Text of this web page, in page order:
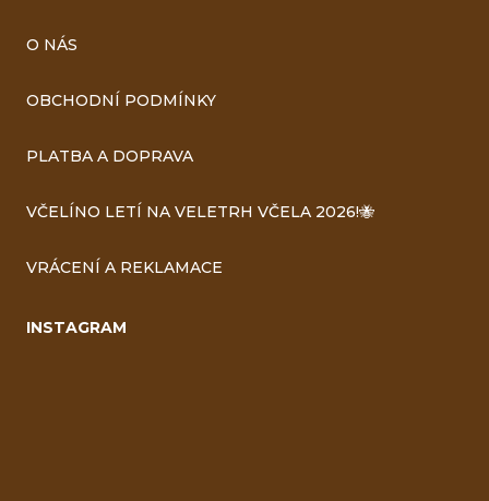
O NÁS
OBCHODNÍ PODMÍNKY
PLATBA A DOPRAVA
VČELÍNO LETÍ NA VELETRH VČELA 2026!🐝
VRÁCENÍ A REKLAMACE
INSTAGRAM